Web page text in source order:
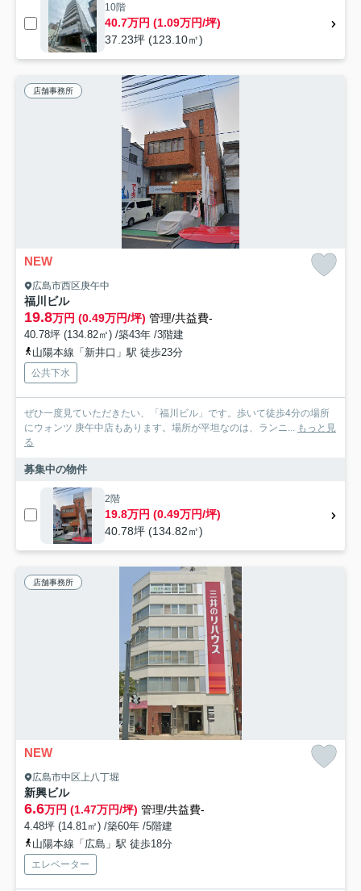
10階
40.7万円 (1.09万円/坪)
37.23坪 (123.10㎡)
店舗事務所
NEW
広島市西区庚午中
福川ビル
19.8万円 (0.49万円/坪) 管理/共益費-
40.78坪 (134.82㎡) /築43年 /3階建
山陽本線「新井口」駅 徒歩23分
公共下水
ぜひ一度見ていただきたい、「福川ビル」です。歩いて徒歩4分の場所
にウォンツ 庚午中店もあります。場所が平坦なのは、ランニ... もっと見
る
募集中の物件
2階
19.8万円 (0.49万円/坪)
40.78坪 (134.82㎡)
店舗事務所
NEW
広島市中区上八丁堀
新興ビル
6.6万円 (1.47万円/坪) 管理/共益費-
4.48坪 (14.81㎡) /築60年 /5階建
山陽本線「広島」駅 徒歩18分
エレベーター